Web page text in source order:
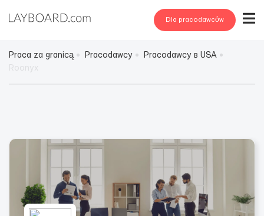
Dla pracodawców
Praca za granicą Pracodawcy
Pracodawcy в USA